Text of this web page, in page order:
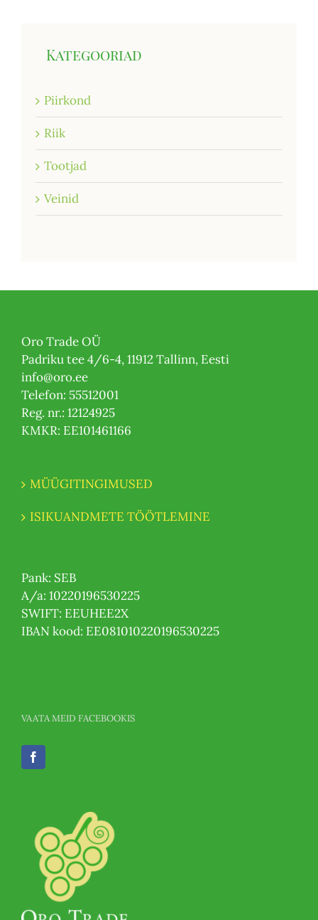
Kategooriad
Piirkond
Riik
Tootjad
Veinid
Oro Trade OÜ
Padriku tee 4/6-4, 11912 Tallinn, Eesti
info@oro.ee
Telefon: 55512001
Reg. nr.: 12124925
KMKR: EE101461166
MÜÜGITINGIMUSED
ISIKUANDMETE TÖÖTLEMINE
Pank: SEB
A/a: 10220196530225
SWIFT: EEUHEE2X
IBAN kood: EE081010220196530225
VAATA MEID FACEBOOKIS